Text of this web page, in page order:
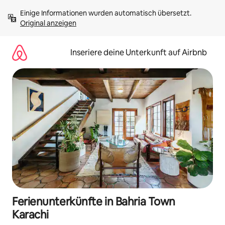
Inhalten
springenOriginal anzeigen
Inseriere deine Unterkunft auf Airbnb
Ferienunterkünfte in Bahria Town
Karachi